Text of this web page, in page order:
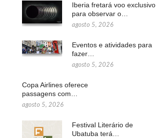
Iberia fretará voo exclusivo
para observar o…
agosto 5, 2026
Eventos e atividades para
fazer…
agosto 5, 2026
Copa Airlines oferece
passagens com…
agosto 5, 2026
Festival Literário de
Ubatuba terá…